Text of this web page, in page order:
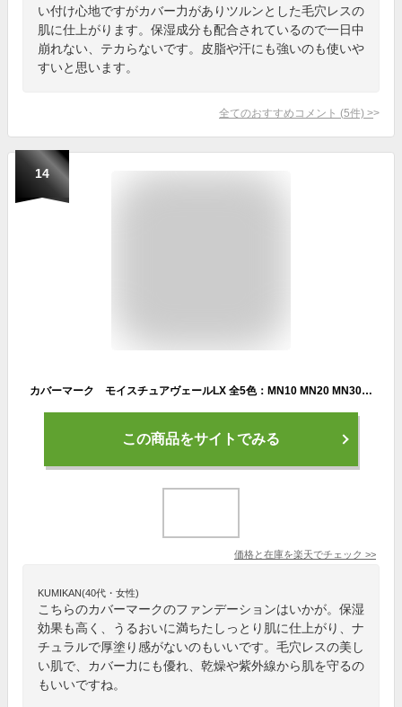
い付け心地ですがカバー力がありツルンとした毛穴レスの
肌に仕上がります。保湿成分も配合されているので一日中
崩れない、テカらないです。皮脂や汗にも強いのも使いや
すいと思います。
全てのおすすめコメント (5件) >
14
カバーマーク モイスチュアヴェールLX 全5色：MN10 MN20 MN30 MN40 MO20 詰替用 カバーマークファンデーション パウダーファンデーション COVERMARK(covermark) パウダリーファンデーション 毛穴 カバー力 保湿 皮脂 ツヤ つや うるおい 潤い しっとり 乾燥 紫外線
この商品をサイトでみる
価格と在庫を楽天でチェック >>
KUMIKAN(40代・女性)
こちらのカバーマークのファンデーションはいかが。保湿
効果も高く、うるおいに満ちたしっとり肌に仕上がり、ナ
チュラルで厚塗り感がないのもいいです。毛穴レスの美し
い肌で、カバー力にも優れ、乾燥や紫外線から肌を守るの
もいいですね。